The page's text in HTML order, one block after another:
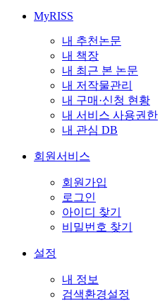
MyRISS
내 추천논문
내 책장
내 최근 본 논문
내 저작물관리
내 구매·신청 현황
내 서비스 사용권한
내 관심 DB
회원서비스
회원가입
로그인
아이디 찾기
비밀번호 찾기
설정
내 정보
검색환경설정